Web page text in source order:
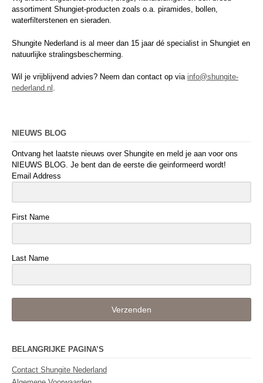
assortiment Shungiet-producten zoals o.a. piramides, bollen,
waterfilterstenen en sieraden.
Shungite Nederland is al meer dan 15 jaar dé specialist in Shungiet en
natuurlijke stralingsbescherming.
Wil je vrijblijvend advies? Neem dan contact op via info@shungite-
nederland.nl .
NIEUWS BLOG
Ontvang het laatste nieuws over Shungite en meld je aan voor ons
NIEUWS BLOG. Je bent dan de eerste die geinformeerd wordt!
Email Address
First Name
Last Name
Verzenden
BELANGRIJKE PAGINA’S
Contact Shungite Nederland